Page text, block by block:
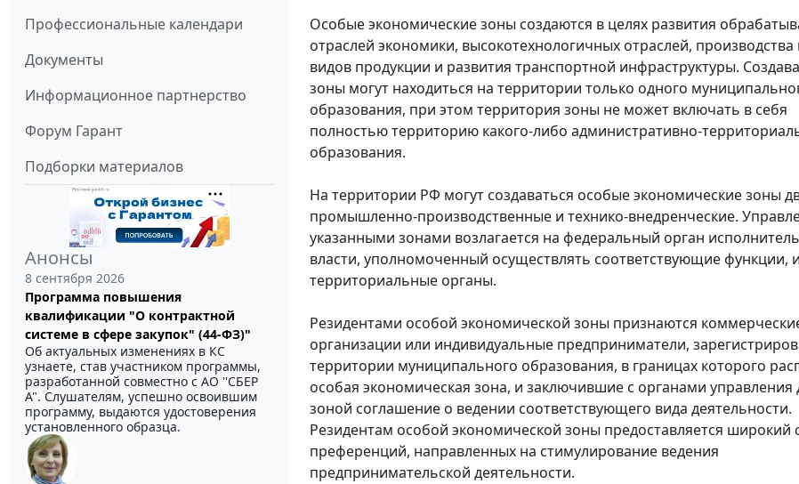
Профессиональные календари
Документы
Информационное партнерство
Форум Гарант
Подборки материалов
Анонсы
8 сентября 2026
Программа повышения
квалификации "О контрактной
системе в сфере закупок" (44-ФЗ)"
Об актуальных изменениях в КС
узнаете, став участником программы,
разработанной совместно с АО ''СБЕР
А". Слушателям, успешно освоившим
программу, выдаются удостоверения
установленного образца.
Особые экономические зоны создаются в целях развития
отраслей экономики, высокотехнологичных отраслей,
видов продукции и развития транспортной инфраструктуры.
зоны могут находиться на территории только одного
образования, при этом территория зоны не может включать в себя
полностью территорию какого-либо административно-
образования.
На территории РФ могут создаваться особые экономические зоны
промышленно-производственные и технико-внедренческие.
указанными зонами возлагается на федеральный орган
власти, уполномоченный осуществлять соответствующие функции,
территориальные органы.
Резидентами особой экономической зоны признаются
организации или индивидуальные предприниматели,
территории муниципального образования, в границах которого
особая экономическая зона, и заключившие с органами управления
зоной соглашение о ведении соответствующего вида деятельности.
Резидентам особой экономической зоны предоставляется широкий
преференций, направленных на стимулирование ведения
предпринимательской деятельности.